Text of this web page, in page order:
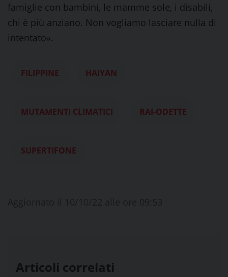
famiglie con bambini, le mamme sole, i disabili,
chi è più anziano. Non vogliamo lasciare nulla di
intentato».
FILIPPINE HAIYAN
MUTAMENTI CLIMATICI RAI-ODETTE
SUPERTIFONE
Articoli correlati